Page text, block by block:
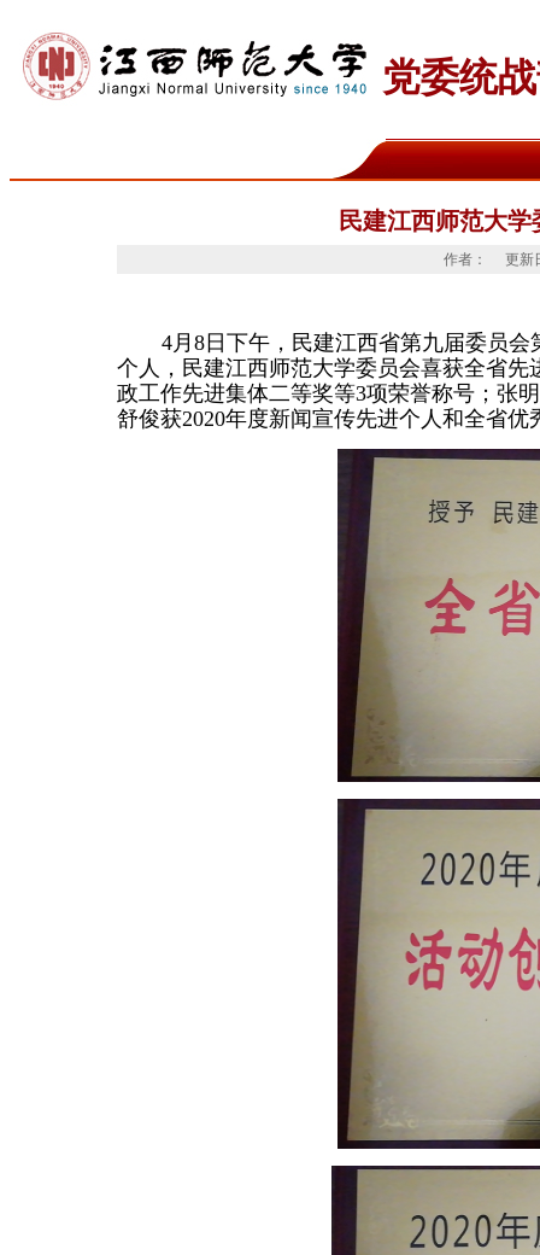
党委统
民建江西师范大
作者： 更新
4月 8日下午，民建江西省第九届委员
个人，民建江西师范大学委员会喜获全省
政工作先进集体二等奖等3项荣誉称号；张
舒俊获2020年度新闻宣传先进个人和全省优